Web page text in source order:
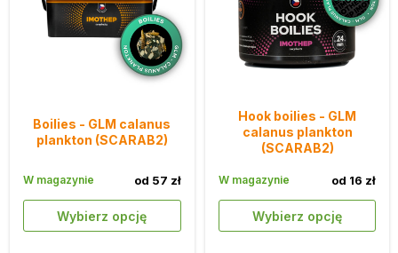
Boilies - GLM calanus
plankton (SCARAB2)
Wybierz opcję
od 57 zł
W magazynie
Hook boilies - GLM
calanus plankton
(SCARAB2)
Wybierz opcję
od 16 zł
W magazynie